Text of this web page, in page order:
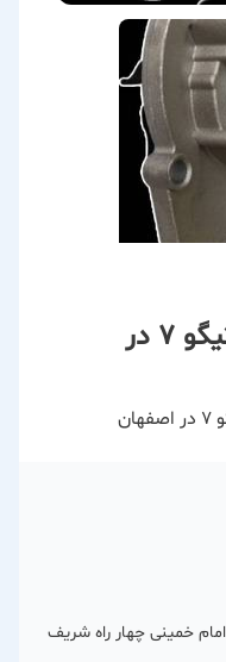
خرید واتر پمپ وارداتی تیگو 7 در
خمینی چهار راه شریف